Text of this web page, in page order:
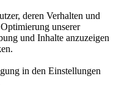
deren Verhalten und
unserer
und Inhalte anzuzeigen
in den Einstellungen